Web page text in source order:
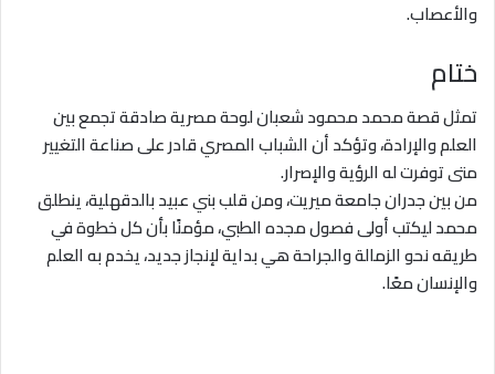
والأعصاب.
ختام
تمثل قصة محمد محمود شعبان لوحة مصرية صادقة تجمع بين
العلم والإرادة، وتؤكد أن الشباب المصري قادر على صناعة التغيير
متى توفرت له الرؤية والإصرار.
من بين جدران جامعة ميريت، ومن قلب بني عبيد بالدقهلية، ينطلق
محمد ليكتب أولى فصول مجده الطبي، مؤمنًا بأن كل خطوة في
طريقه نحو الزمالة والجراحة هي بداية لإنجاز جديد، يخدم به العلم
والإنسان معًا.